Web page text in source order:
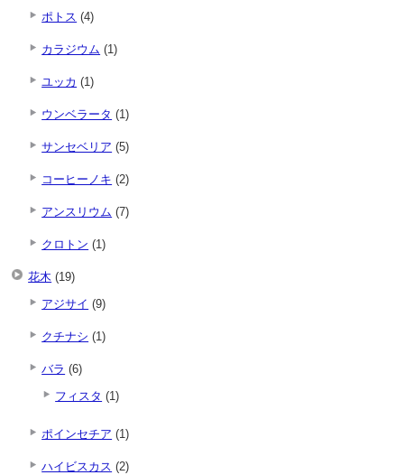
ポトス (4)
カラジウム (1)
ユッカ (1)
ウンベラータ (1)
サンセベリア (5)
コーヒーノキ (2)
アンスリウム (7)
クロトン (1)
花木 (19)
アジサイ (9)
クチナシ (1)
バラ (6)
フィスタ (1)
ポインセチア (1)
ハイビスカス (2)